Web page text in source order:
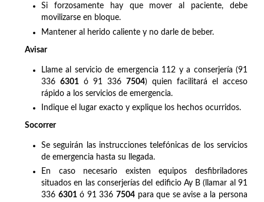
Si forzosamente hay que mover al paciente, debe
movilizarse en bloque.
Mantener al herido caliente y no darle de beber.
Avisar
Llame al servicio de emergencia 112 y a conserjería (91
336 6301 ó 91 336 7504) quien facilitará el acceso
rápido a los servicios de emergencia.
Indique el lugar exacto y explique los hechos ocurridos.
Socorrer
Se seguirán las instrucciones telefónicas de los servicios
de emergencia hasta su llegada.
En caso necesario existen equipos desfibriladores
situados en las conserjerías del edificio Ay B (llamar al 91
336 6301ó 91 336 7504para que se avise a la persona